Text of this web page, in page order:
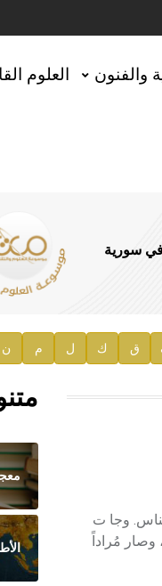
والفنون العلوم
في سورية
ق ك ل م ن
وجا ت
وصار مُراداً